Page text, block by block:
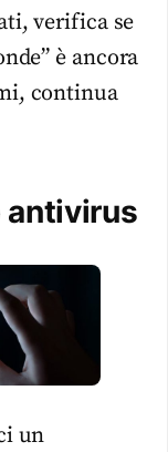
verifica se
è ancora
continua
antivirus
un